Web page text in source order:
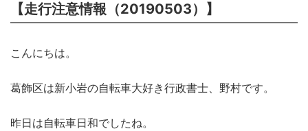
【走行注意情報（20190503）】
こんにちは。
葛飾区は新小岩の自転車大好き行政書士、野村です。
昨日は自転車日和でしたね。